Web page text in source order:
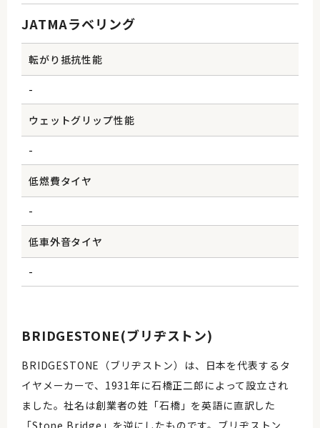
JATMAラベリング
転がり抵抗性能
-
ウェットグリップ性能
-
低燃費タイヤ
-
低車外音タイヤ
-
BRIDGESTONE(ブリヂストン)
BRIDGESTONE（ブリヂストン）は、日本を代表するタ
イヤメーカーで、1931年に石橋正二郎によって設立され
ました。社名は創業者の姓「石橋」を英語に直訳した